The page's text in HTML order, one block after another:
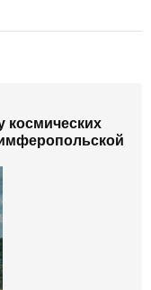
космических